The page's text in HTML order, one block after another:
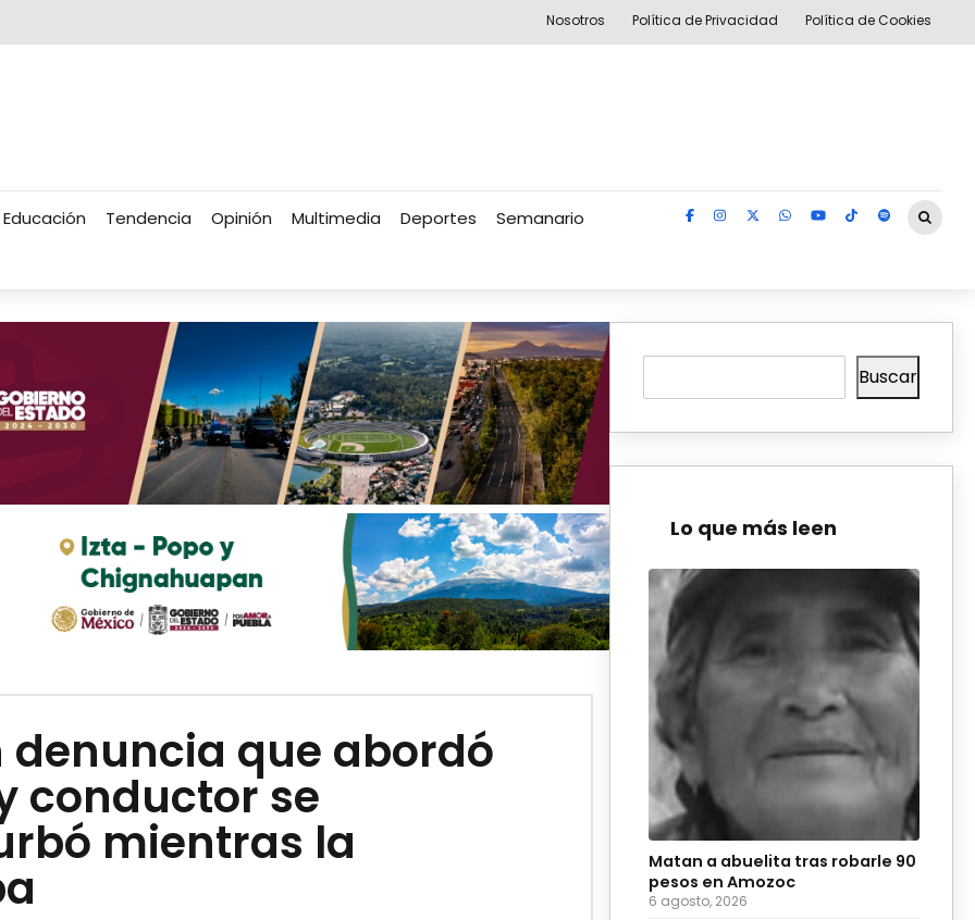
Nosotros Política de Privacidad Política de Cookies
Educación Tendencia Opinión Multimedia Deportes Semanario
denuncia que abordó
y conductor se
mientras la
Buscar
Lo que más leen
Matan a abuelita tras robarle 90
pesos en Amozoc
6 agosto, 2026